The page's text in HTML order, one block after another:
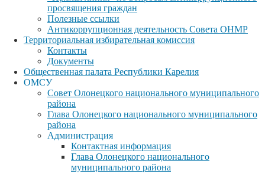
просвящения граждан
Полезные ссылки
Антикоррупционная деятельность Совета ОНМР
Территориальная избирательная комиссия
Контакты
Документы
Общественная палата Республики Карелия
ОМСУ
Совет Олонецкого национального муниципального
района
Глава Олонецкого национального муниципального
района
Администрация
Контактная информация
Глава Олонецкого национального
муниципального района